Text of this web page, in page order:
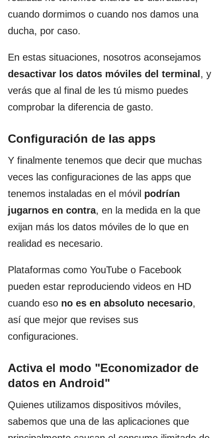
cuando dormimos o cuando nos damos una
ducha, por caso.
En estas situaciones, nosotros aconsejamos
desactivar los datos móviles del terminal , y
verás que al final de les tú mismo puedes
comprobar la diferencia de gasto.
Configuración de las apps
Y finalmente tenemos que decir que muchas
veces las configuraciones de las apps que
tenemos instaladas en el móvil podrían
jugarnos en contra, en la medida en la que
exijan más los datos móviles de lo que en
realidad es necesario.
Plataformas como YouTube o Facebook
pueden estar reproduciendo videos en HD
cuando eso no es en absoluto necesario,
así que mejor que revises sus
configuraciones.
Activa el modo "Economizador de
datos en Android"
Quienes utilizamos dispositivos móviles,
sabemos que una de las aplicaciones que